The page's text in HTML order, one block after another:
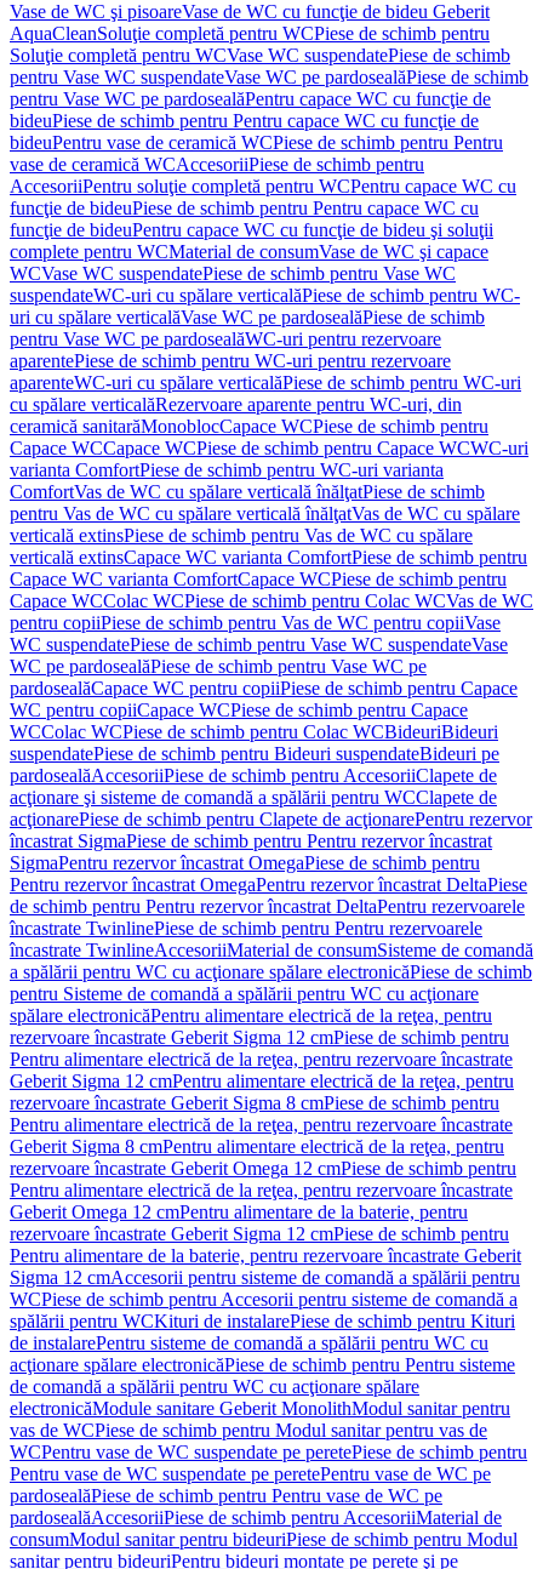
Vase de WC şi pisoareVase de WC cu funcţie de bideu Geberit
AquaCleanSoluţie completă pentru WCPiese de schimb pentru
Soluţie completă pentru WCVase WC suspendatePiese de schimb
pentru Vase WC suspendateVase WC pe pardosealăPiese de schimb
pentru Vase WC pe pardosealăPentru capace WC cu funcţie de
bideuPiese de schimb pentru Pentru capace WC cu funcţie de
bideuPentru vase de ceramică WCPiese de schimb pentru Pentru
vase de ceramică WCAccesoriiPiese de schimb pentru
AccesoriiPentru soluţie completă pentru WCPentru capace WC cu
funcţie de bideuPiese de schimb pentru Pentru capace WC cu
funcţie de bideuPentru capace WC cu funcţie de bideu şi soluţii
complete pentru WCMaterial de consumVase de WC şi capace
WCVase WC suspendatePiese de schimb pentru Vase WC
suspendateWC-uri cu spălare verticalăPiese de schimb pentru WC-
uri cu spălare verticalăVase WC pe pardosealăPiese de schimb
pentru Vase WC pe pardosealăWC-uri pentru rezervoare
aparentePiese de schimb pentru WC-uri pentru rezervoare
aparenteWC-uri cu spălare verticalăPiese de schimb pentru WC-uri
cu spălare verticalăRezervoare aparente pentru WC-uri, din
ceramică sanitarăMonoblocCapace WCPiese de schimb pentru
Capace WCCapace WCPiese de schimb pentru Capace WCWC-uri
varianta ComfortPiese de schimb pentru WC-uri varianta
ComfortVas de WC cu spălare verticală înălţatPiese de schimb
pentru Vas de WC cu spălare verticală înălţatVas de WC cu spălare
verticală extinsPiese de schimb pentru Vas de WC cu spălare
verticală extinsCapace WC varianta ComfortPiese de schimb pentru
Capace WC varianta ComfortCapace WCPiese de schimb pentru
Capace WCColac WCPiese de schimb pentru Colac WCVas de WC
pentru copiiPiese de schimb pentru Vas de WC pentru copiiVase
WC suspendatePiese de schimb pentru Vase WC suspendateVase
WC pe pardosealăPiese de schimb pentru Vase WC pe
pardosealăCapace WC pentru copiiPiese de schimb pentru Capace
WC pentru copiiCapace WCPiese de schimb pentru Capace
WCColac WCPiese de schimb pentru Colac WCBideuriBideuri
suspendatePiese de schimb pentru Bideuri suspendateBideuri pe
pardosealăAccesoriiPiese de schimb pentru AccesoriiClapete de
acţionare şi sisteme de comandă a spălării pentru WCClapete de
acţionarePiese de schimb pentru Clapete de acţionarePentru rezervor
încastrat SigmaPiese de schimb pentru Pentru rezervor încastrat
SigmaPentru rezervor încastrat OmegaPiese de schimb pentru
Pentru rezervor încastrat OmegaPentru rezervor încastrat DeltaPiese
de schimb pentru Pentru rezervor încastrat DeltaPentru rezervoarele
încastrate TwinlinePiese de schimb pentru Pentru rezervoarele
încastrate TwinlineAccesoriiMaterial de consumSisteme de comandă
a spălării pentru WC cu acţionare spălare electronicăPiese de schimb
pentru Sisteme de comandă a spălării pentru WC cu acţionare
spălare electronicăPentru alimentare electrică de la reţea, pentru
rezervoare încastrate Geberit Sigma 12 cmPiese de schimb pentru
Pentru alimentare electrică de la reţea, pentru rezervoare încastrate
Geberit Sigma 12 cmPentru alimentare electrică de la reţea, pentru
rezervoare încastrate Geberit Sigma 8 cmPiese de schimb pentru
Pentru alimentare electrică de la reţea, pentru rezervoare încastrate
Geberit Sigma 8 cmPentru alimentare electrică de la reţea, pentru
rezervoare încastrate Geberit Omega 12 cmPiese de schimb pentru
Pentru alimentare electrică de la reţea, pentru rezervoare încastrate
Geberit Omega 12 cmPentru alimentare de la baterie, pentru
rezervoare încastrate Geberit Sigma 12 cmPiese de schimb pentru
Pentru alimentare de la baterie, pentru rezervoare încastrate Geberit
Sigma 12 cmAccesorii pentru sisteme de comandă a spălării pentru
WCPiese de schimb pentru Accesorii pentru sisteme de comandă a
spălării pentru WCKituri de instalarePiese de schimb pentru Kituri
de instalarePentru sisteme de comandă a spălării pentru WC cu
acţionare spălare electronicăPiese de schimb pentru Pentru sisteme
de comandă a spălării pentru WC cu acţionare spălare
electronicăModule sanitare Geberit MonolithModul sanitar pentru
vas de WCPiese de schimb pentru Modul sanitar pentru vas de
WCPentru vase de WC suspendate pe peretePiese de schimb pentru
Pentru vase de WC suspendate pe peretePentru vase de WC pe
pardosealăPiese de schimb pentru Pentru vase de WC pe
pardosealăAccesoriiPiese de schimb pentru AccesoriiMaterial de
consumModul sanitar pentru bideuriPiese de schimb pentru Modul
sanitar pentru bideuriPentru bideuri montate pe perete şi pe